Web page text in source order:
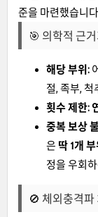
준을 마련했습니
🎯 의학적 근
해당 부위:
절, 족부, 척
횟수 제한:
중복 보상
은 딱 1개
정을 우회
🚫 체외충격파